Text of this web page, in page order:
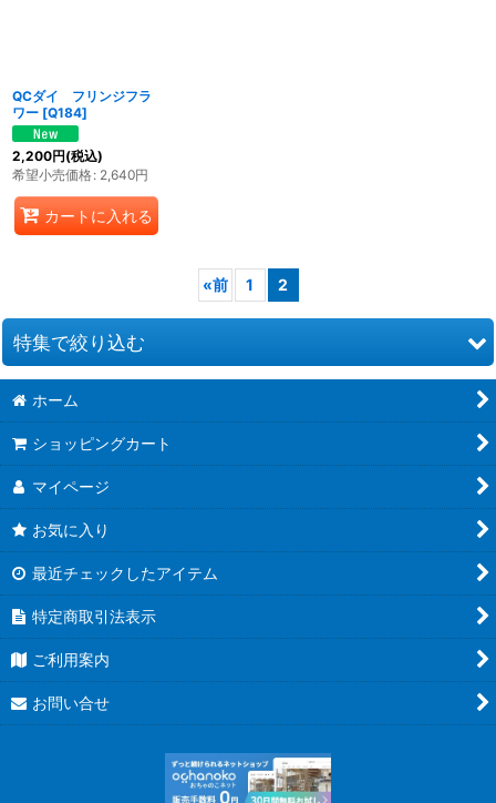
QCダイ フリンジフラ
ワー [Q184]
2,200円(税込)
希望小売価格: 2,640円
カートに入れる
«前 1 2
特集で絞り込む
お道具類
クイリングキット
ペーパー類
●ウエディング●
★クリスマス特集★
ホーム
ショッピングカート
マイページ
お気に入り
最近チェックしたアイテム
特定商取引法表示
ご利用案内
お問い合せ